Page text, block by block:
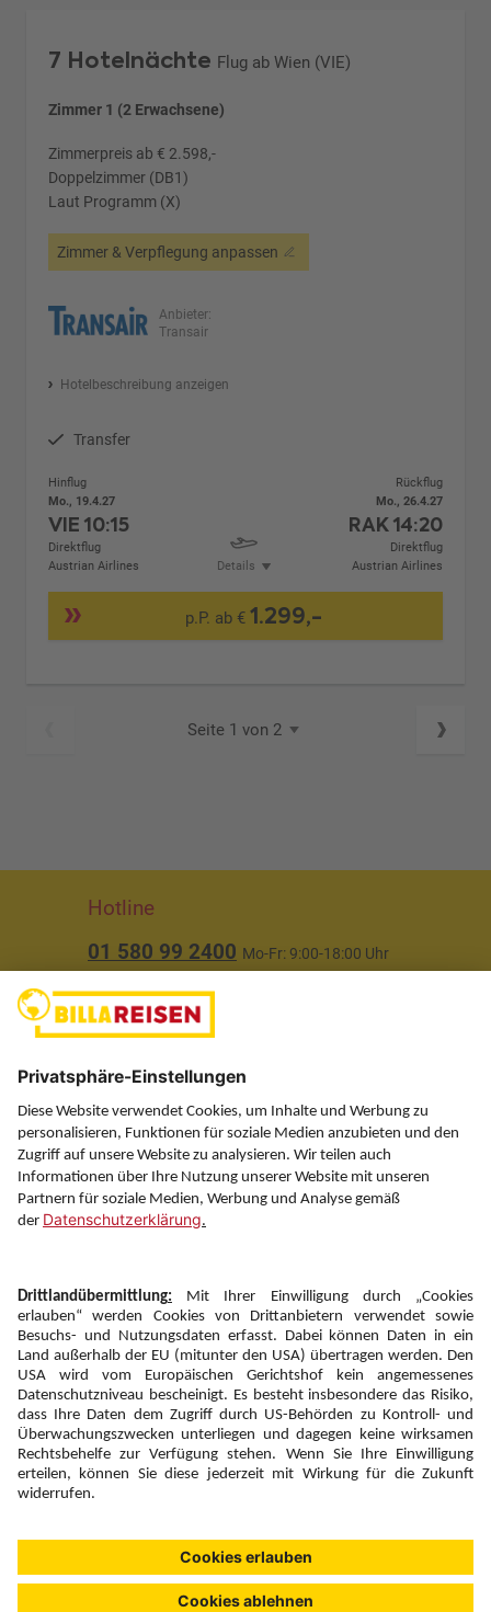
7 Hotelnächte Flug ab Wien (VIE)
Zimmer 1 (2 Erwachsene)
Zimmerpreis ab € 2.598,-
Doppelzimmer (DB1)
Laut Programm (X)
Zimmer & Verpflegung anpassen
Anbieter:
Transair
Hotelbeschreibung anzeigen
Transfer
Hinflug
Mo., 19.4.27
VIE10:15
Direktflug
Austrian Airlines
Details
Rückflug
Mo., 26.4.27
RAK14:20
Direktflug
Austrian Airlines
p.P. ab € 1.299,-
Seite 1 von 2
Hotline
01 580 99 2400 Mo-Fr: 9:00-18:00 Uhr
Über uns
Service
Information
Folgen Sie uns auf
Newsletter:
Anmelden
Fairness und
Unsere Inhalte: Standards und
Meldung
Copyright © 2026 DERTOUR Austria GmbH